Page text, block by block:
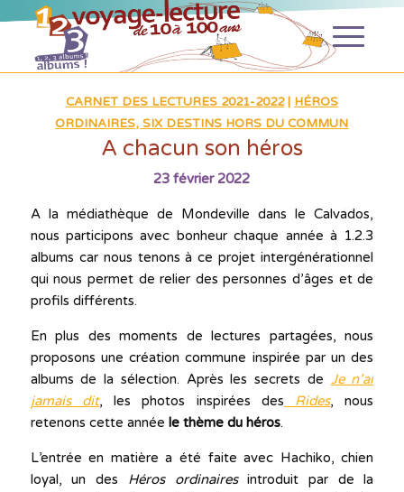
CARNET DES LECTURES 2021-2022| HÉROS
ORDINAIRES, SIX DESTINS HORS DU COMMUN
A chacun son héros
23 février 2022
A la médiathèque de Mondeville dans le Calvados,
nous participons avec bonheur chaque année à 1.2.3
albums car nous tenons à ce projet intergénérationnel
qui nous permet de relier des personnes d’âges et de
profils différents.
En plus des moments de lectures partagées, nous
proposons une création commune inspirée par un des
albums de la sélection. Après les secrets de Je n’ai
jamais dit, les photos inspirées des Rides, nous
retenons cette année le thème du héros.
L’entrée en matière a été faite avec Hachiko, chien
loyal, un des Héros ordinairesintroduit par de la